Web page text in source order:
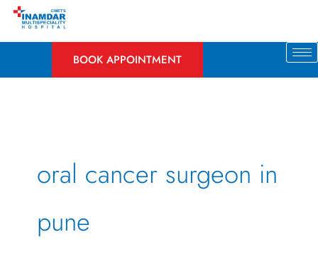
Skip
BOOK APPOINTMENT
oral cancer surgeon in
pune